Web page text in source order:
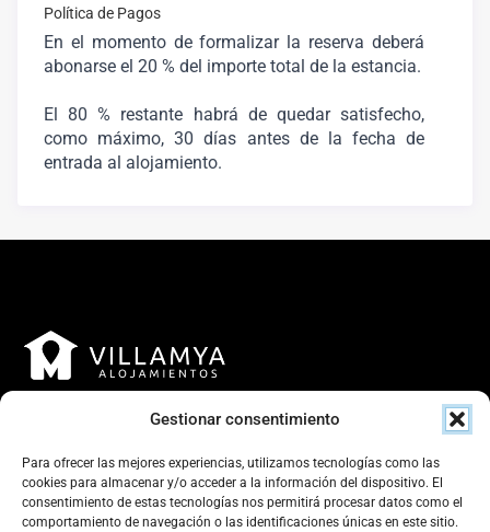
Gestionar consentimiento
Para ofrecer las mejores experiencias, utilizamos tecnologías como las
cookies para almacenar y/o acceder a la información del dispositivo. El
consentimiento de estas tecnologías nos permitirá procesar datos como el
comportamiento de navegación o las identificaciones únicas en este sitio.
Política de Pagos
En el momento de formalizar la reserva deberá
abonarse el 20 % del importe total de la estancia.
El 80 % restante habrá de quedar satisfecho,
como máximo, 30 días antes de la fecha de
entrada al alojamiento.
Contacto